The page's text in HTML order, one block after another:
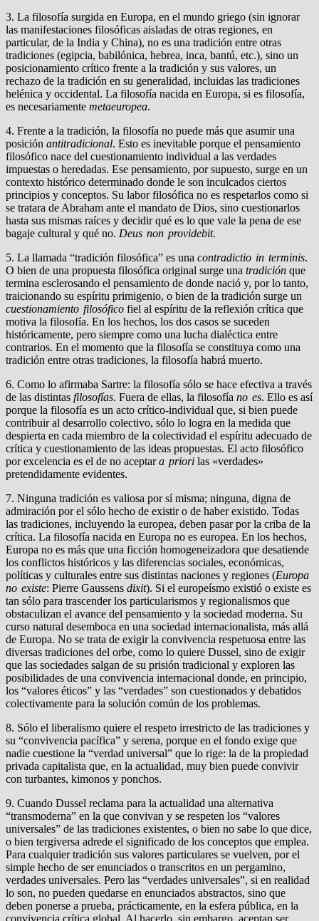
3. La filosofía surgida en Europa, en el mundo griego (sin ignorar
las manifestaciones filosóficas aisladas de otras regiones, en
particular, de la India y China), no es una tradición entre otras
tradiciones (egipcia, babilónica, hebrea, inca, bantú, etc.), sino un
posicionamiento crítico frente a la tradición y sus valores, un
rechazo de la tradición en su generalidad, incluidas las tradiciones
helénica y occidental. La filosofía nacida en Europa, si es filosofía,
es necesariamente metaeuropea.
4. Frente a la tradición, la filosofía no puede más que asumir una
posición antitradicional. Esto es inevitable porque el pensamiento
filosófico nace del cuestionamiento individual a las verdades
impuestas o heredadas. Ese pensamiento, por supuesto, surge en un
contexto histórico determinado donde le son inculcados ciertos
principios y conceptos. Su labor filosófica no es respetarlos como si
se tratara de Abraham ante el mandato de Dios, sino cuestionarlos
hasta sus mismas raíces y decidir qué es lo que vale la pena de ese
bagaje cultural y qué no. Deus non providebit.
5. La llamada “tradición filosófica” es una contradictio in terminis.
O bien de una propuesta filosófica original surge una tradición que
termina esclerosando el pensamiento de donde nació y, por lo tanto,
traicionando su espíritu primigenio, o bien de la tradición surge un
cuestionamiento filosófico fiel al espíritu de la reflexión crítica que
motiva la filosofía. En los hechos, los dos casos se suceden
históricamente, pero siempre como una lucha dialéctica entre
contrarios. En el momento que la filosofía se constituya como una
tradición entre otras tradiciones, la filosofía habrá muerto.
6. Como lo afirmaba Sartre: la filosofía sólo se hace efectiva a través
de las distintas filosofías. Fuera de ellas, la filosofía no es. Ello es así
porque la filosofía es un acto crítico-individual que, si bien puede
contribuir al desarrollo colectivo, sólo lo logra en la medida que
despierta en cada miembro de la colectividad el espíritu adecuado de
crítica y cuestionamiento de las ideas propuestas. El acto filosófico
por excelencia es el de no aceptara priori las «verdades»
pretendidamente evidentes.
7. Ninguna tradición es valiosa por sí misma; ninguna, digna de
admiración por el sólo hecho de existir o de haber existido. Todas
las tradiciones, incluyendo la europea, deben pasar por la criba de la
crítica. La filosofía nacida en Europa no es europea. En los hechos,
Europa no es más que una ficción homogeneizadora que desatiende
los conflictos históricos y las diferencias sociales, económicas,
políticas y culturales entre sus distintas naciones y regiones (Europa
no existe: Pierre Gaussens dixit). Si el europeísmo existió o existe es
tan sólo para trascender los particularismos y regionalismos que
obstaculizan el avance del pensamiento y la sociedad moderna. Su
curso natural desemboca en una sociedad internacionalista, más allá
de Europa. No se trata de exigir la convivencia respetuosa entre las
diversas tradiciones del orbe, como lo quiere Dussel, sino de exigir
que las sociedades salgan de su prisión tradicional y exploren las
posibilidades de una convivencia internacional donde, en principio,
los “valores éticos” y las “verdades” son cuestionados y debatidos
colectivamente para la solución común de los problemas.
8. Sólo el liberalismo quiere el respeto irrestricto de las tradiciones y
su “convivencia pacífica” y serena, porque en el fondo exige que
nadie cuestione la “verdad universal” que lo rige: la de la propiedad
privada capitalista que, en la actualidad, muy bien puede convivir
con turbantes, kimonos y ponchos.
9. Cuando Dussel reclama para la actualidad una alternativa
“transmoderna” en la que convivan y se respeten los “valores
universales” de las tradiciones existentes, o bien no sabe lo que dice,
o bien tergiversa adrede el significado de los conceptos que emplea.
Para cualquier tradición sus valores particulares se vuelven, por el
simple hecho de ser enunciados o transcritos en un pergamino,
verdades universales. Pero las “verdades universales”, si en realidad
lo son, no pueden quedarse en enunciados abstractos, sino que
deben ponerse a prueba, prácticamente, en la esfera pública, en la